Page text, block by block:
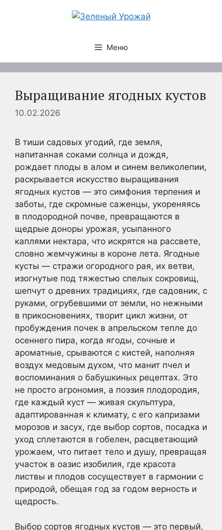
Меню
Выращивание ягодных кустов
10.02.2026
В тиши садовых угодий, где земля,
напитанная соками солнца и дождя,
рождает плоды в алом и синем великолепии,
раскрывается искусство выращивания
ягодных кустов — это симфония терпения и
заботы, где скромные саженцы, укореняясь
в плодородной почве, превращаются в
щедрые доноры урожая, усыпанного
каплями нектара, что искрятся на рассвете,
словно жемчужины в короне лета. Ягодные
кусты — стражи огородного рая, их ветви,
изогнутые под тяжестью спелых сокровищ,
шепчут о древних традициях, где садовник, с
руками, огрубевшими от земли, но нежными
в прикосновениях, творит цикл жизни, от
пробуждения почек в апрельском тепле до
осеннего пира, когда ягоды, сочные и
ароматные, срываются с кистей, наполняя
воздух медовым духом, что манит пчел и
воспоминания о бабушкиных рецептах. Это
не просто агрономия, а поэзия плодородия,
где каждый куст — живая скульптура,
адаптированная к климату, с его капризами
морозов и засух, где выбор сортов, посадка и
уход сплетаются в гобелен, расцветающий
урожаем, что питает тело и душу, превращая
участок в оазис изобилия, где красота
листвы и плодов сосуществует в гармонии с
природой, обещая год за годом верность и
щедрость.
Выбор сортов ягодных кустов — это первый,